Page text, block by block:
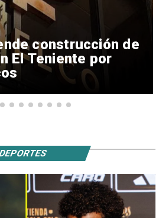
construcción de
El Teniente por